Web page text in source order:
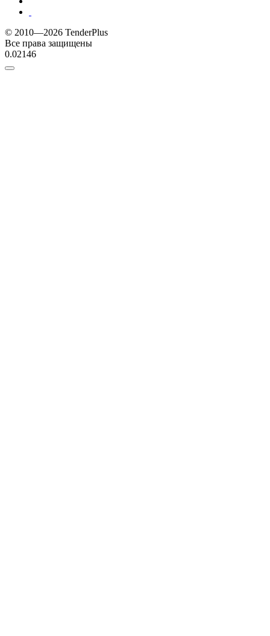
© 2010—2026 TenderPlus
Все права защищены
0.02146